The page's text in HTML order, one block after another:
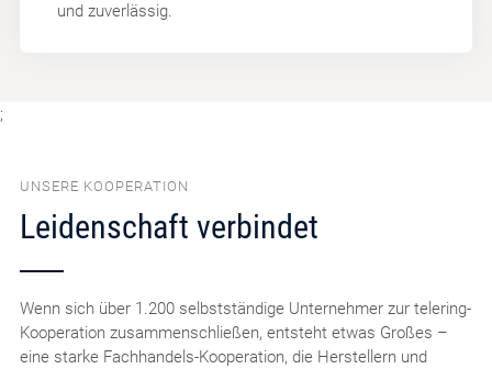
und zuverlässig.
;
UNSERE KOOPERATION
Leidenschaft verbindet
Wenn sich über 1.200 selbstständige Unternehmer zur telering-
Kooperation zusammenschließen, entsteht etwas Großes –
eine starke Fachhandels-Kooperation, die Herstellern und